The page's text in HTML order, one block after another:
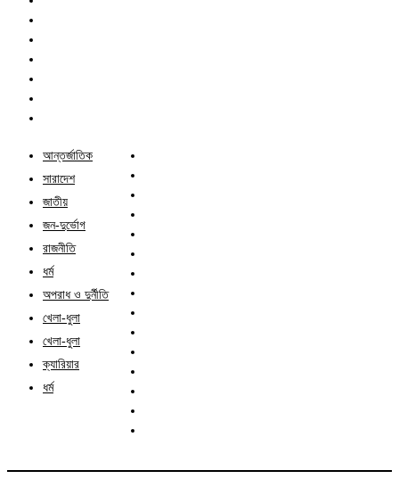
আন্তর্জাতিক
সারাদেশ
জাতীয়
জন-দুর্ভোগ
রাজনীতি
ধর্ম
অপরাধ ও দুর্নীতি
খেলা-ধুলা
খেলা-ধুলা
ক্যারিয়ার
ধর্ম